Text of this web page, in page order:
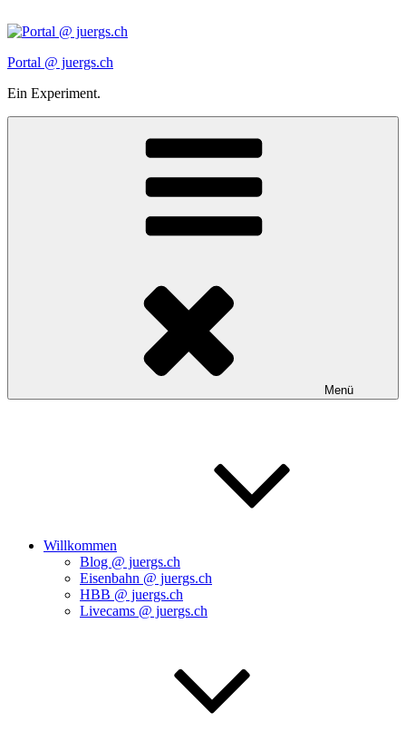
Inhalt
Portal @ juergs.ch
Ein Experiment.
Menü
Willkommen
Blog @ juergs.ch
Eisenbahn @ juergs.ch
HBB @ juergs.ch
Livecams @ juergs.ch